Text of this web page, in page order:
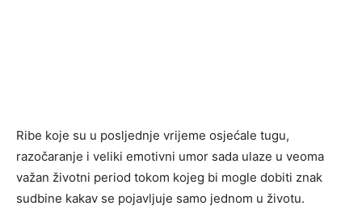
Ribe koje su u posljednje vrijeme osjećale tugu,
razočaranje i veliki emotivni umor sada ulaze u veoma
važan životni period tokom kojeg bi mogle dobiti znak
sudbine kakav se pojavljuje samo jednom u životu.